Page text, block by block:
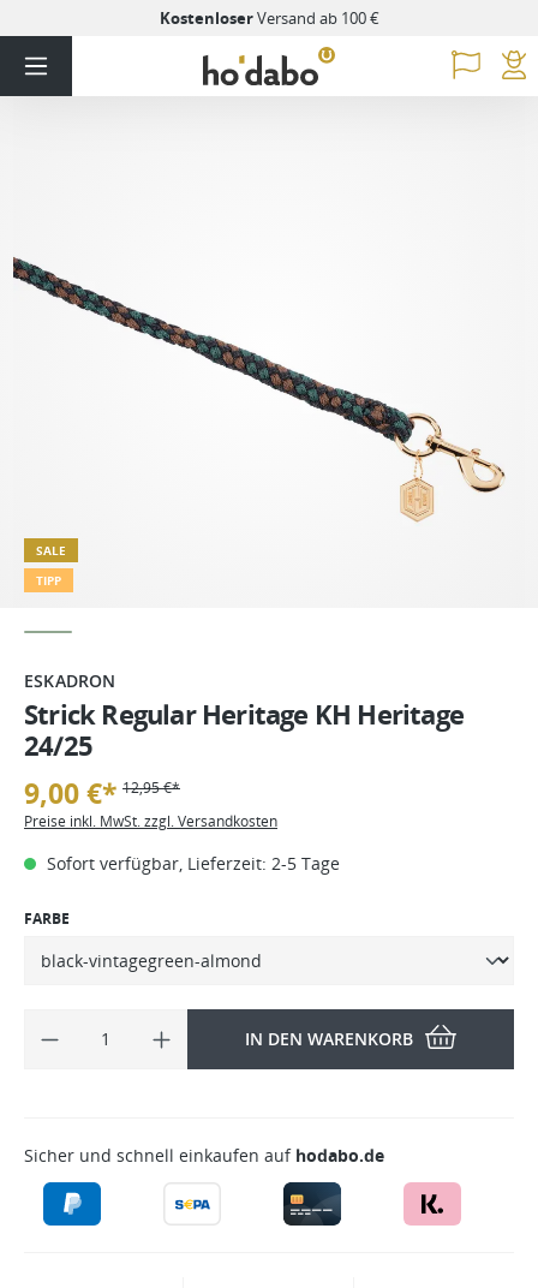
KostenloserVersand ab 100 €
SALE
TIPP
ESKADRON
Strick Regular Heritage KH Heritage
24/25
9,00 €* 12,95 €*
Preise inkl. MwSt. zzgl. Versandkosten
Sofort verfügbar, Lieferzeit: 2-5 Tage
FARBE
IN DEN WARENKORB
Sicher und schnell einkaufen auf hodabo.de